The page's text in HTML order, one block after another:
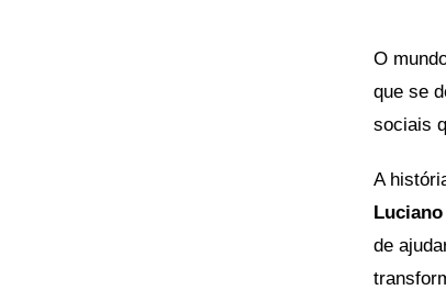
O
que se
sociais
A
de